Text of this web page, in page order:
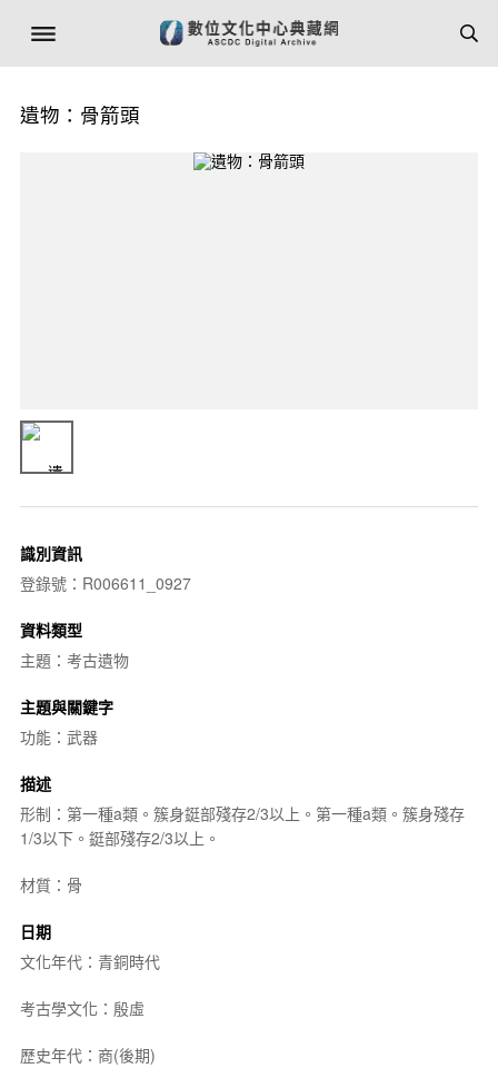
遺物：骨箭頭
識別資訊
登錄號：R006611_0927
資料類型
主題：考古遺物
主題與關鍵字
功能：武器
描述
形制：第一種a類。簇身鋌部殘存2/3以上。第一種a類。簇身殘存
1/3以下。鋌部殘存2/3以上。
材質：骨
日期
文化年代：青銅時代
考古學文化：殷虛
歷史年代：商(後期)